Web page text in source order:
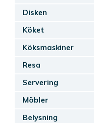
Disken
Köket
Köksmaskiner
Resa
Servering
Möbler
Belysning